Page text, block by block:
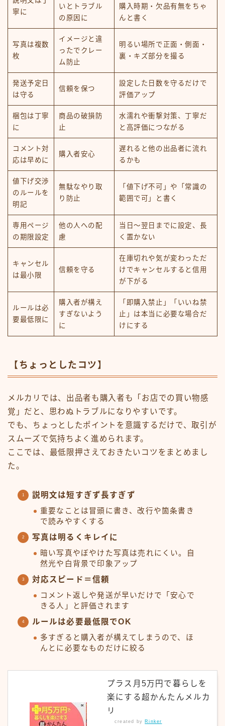
寧に
いとトラブル
の原因に
購入時期・欠品有無をちゃ
んと書く
写真は複数
枚
イメージと違
ったでクレー
ム防止
明るい場所で正面・側面・
裏・キズ部分を撮る
発送予定日
は守る
信頼を保つ
設定した日数を守るだけで
評価アップ
梱包は丁寧
に
商品の破損防
止
水濡れや衝撃対策、丁寧だ
と高評価につながる
コメント対
応は早めに
購入者安心
遅れると他の出品者に流れ
るかも
値下げ交渉
のルールを
明記
無駄なやり取
り防止
「値下げ不可」や「常識の
範囲で可」と書く
専用ページ
の期限設定
他の人への配
慮
当日〜翌日までに設定、長
く置かない
キャンセル
は最小限
信頼を守る
在庫切れや気が変わっただ
けでキャンセルすると信用
が下がる
ルールは必
要最低限に
購入者が構え
すぎないよう
に
「即購入禁止」「いいね禁
止」は本当に必要な場合だ
けにする
【ちょっとしたコツ】
メルカリでは、出品者も購入者も「お店での買い物感
覚」だと、思わぬトラブルになりやすいです。
でも、ちょっとしたポイントを意識するだけで、取引が
スムーズで気持ちよく進められます。
ここでは、最低限押さえておきたいコツをまとめまし
た。
説明文は短すぎず長すぎず
重要なことは冒頭に書き、改行や箇条書き
で読みやすくする
写真は明るくキレイに
暗い写真やぼやけた写真は売れにくい。自
然光や白背景で印象アップ
対応スピード＝信頼
コメント返しや発送が早いだけで「安心で
きる人」と評価されます
ルールは必要最低限でOK
多すぎると購入者が構えてしまうので、ほ
んとに必要なものだけに絞る
プラス月5万円で暮らしを
楽にする超かんたんメルカ
リ
created by Rinker